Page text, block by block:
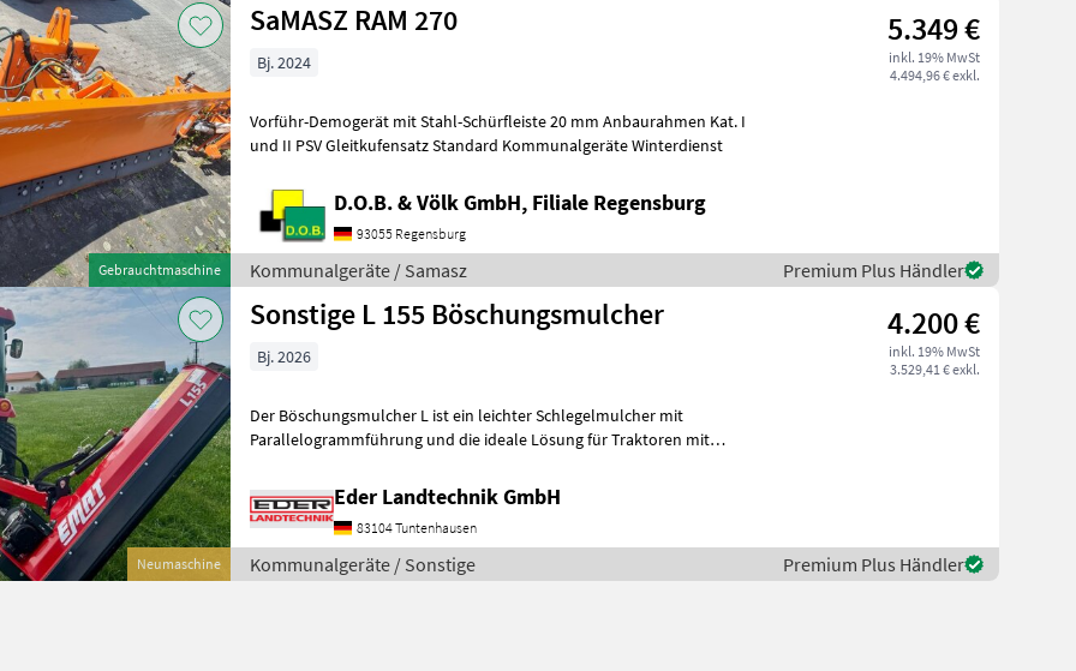
Gebrauchtmaschine
SaMASZ RAM 270 5.349 €
inkl. 19% MwSt
4.494,96 € exkl.
Bj. 2024
Vorführ-Demogerät mit Stahl-Schürfleiste 20 mm Anbaurahmen Kat. I
und II PSV Gleitkufensatz Standard Kommunalgeräte Winterdienst
D.O.B. & Völk GmbH, Filiale Regensburg
93055 Regensburg
Kommunalgeräte / Samasz Premium Plus Händler
Neumaschine
Sonstige L 155 Böschungsmulcher 4.200 €
inkl. 19% MwSt
3.529,41 € exkl.
Bj. 2026
Der Böschungsmulcher L ist ein leichter Schlegelmulcher mit
Parallelogrammführung und die ideale Lösung für Traktoren mit
Eder Landtechnik GmbH
83104 Tuntenhausen
Kommunalgeräte / Sonstige Premium Plus Händler